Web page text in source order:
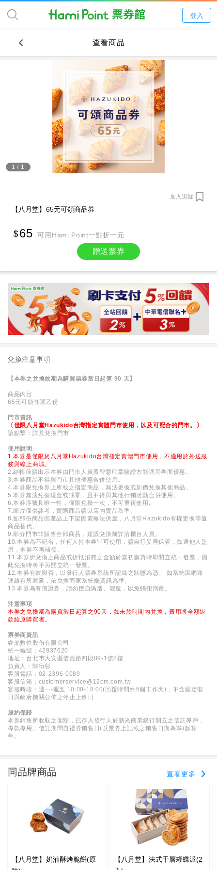
登入
查看商品
1 / 1
加入追蹤
【八月堂】65元可頌商品券
65 可用Hami Point一點折一元
贈送票券
兌換注意事項
【本券之兌換效期為購買票券當日起算 90 天】
商品內容
65元可頌任選乙份
門市資訊
〔僅限八月堂Hazukido台灣指定實體門市使用，以及可配合的門市。〕
請點擊： 詳見兌換門市
使用說明
1.本券是僅限於八月堂Hazukido台灣指定實體門市使用，不適用於外送服
務與線上商城。
2.結帳前請出示本券由門市人員蓋智慧印章驗證方能適用券面優惠。
3.本券商品不得與門市其他優惠合併使用。
4.本券限兌換券上所載之指定商品，無法更換或加價兌換其他商品。
5.本券無法兌換現金或找零，且不得與其他行銷活動合併使用。
6.本券序號具唯一性，僅限兌換一次，不可重複使用。
7.圖片僅供參考，實際商品請以店內實品為準。
8.如部份商品因產品上下架因素無法供應，八月堂Hazukido有權更換等值
商品替代。
9.部分門市非販售全部商品，建議兌換前詳洽櫃台人員。
10.本券為不記名，任何人持本券皆可使用，請自行妥善保管，如遭他人盜
用，本券不再補發。
11.本券所兌換之商品或折抵消費之金額於當初購買時即開立統一發票，因
此兌換時將不另開立統一發票。
12.本券有效與否，以發行人票券系統所記錄之狀態為憑。 如系統因網路
連線有所遲延，依兌換商家系統端資訊為準。
13.本券為有價證券，請勿擅自偽造、變造，以免觸犯刑責。
注意事項
本券之兌換期為購買當日起算之90天，如未於時間內兌換，費用將全額退
款給原購買者。
票券商資訊
睿鼎數位股份有限公司
統一編號：42837620
地址：台北市大安區信義路四段89-1號8樓
負責人：陳衍彰
客服電話：02-2396-0089
客服信箱：customerservice@12cm.com.tw
客服時段：週一-週五 10:00-18:00(回覆時間約5個工作天)，不含國定假
日與政府機關公佈之停止上班日
履約保證
本券銷售所收取之面額，已存入發行人於新光商業銀行開立之信託專戶，
專款專用。信託期間自禮券銷售日(以票券上記載之銷售日期為準)起算一
年。
同品牌商品 查看更多
【八月堂】奶油酥烤脆餅(原
【八月堂】法式千層蝴蝶派(2